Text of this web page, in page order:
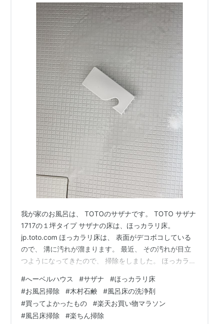
我が家のお風呂は、 TOTOのサザナです。 TOTO サザナ
1717の１坪タイプ サザナの床は、ほっカラリ床。
jp.toto.com ほっカラリ床は、 表面がデコボコしている
ので、 溝に汚れが溜まります。 最近、 その汚れが目立
つようになってきたので、 掃除をしました。 ほっカラリ
ます。 お風呂の床の汚れは、 やっぱりコレ！ 木村石鹸
風呂床の洗浄剤 木村石鹸「風呂床の洗浄剤」です。 石け
んベースのアルカリタイプの洗剤で、 よくある酸性の強
いきついものではありません。 人にも環境にもやさしい
#へーベルハウス #サザナ #ほっカラリ床
#お風呂掃除 #木村石鹸 #風呂床の洗浄剤
#買ってよかったもの #楽天お買い物マラソン
#風呂床掃除 #楽ちん掃除